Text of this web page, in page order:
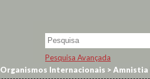
Pesquisa Avançada
Organismos Internacionais >Amnistia